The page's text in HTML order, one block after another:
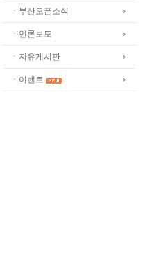
ㆍ부산오픈소식
ㆍ언론보도
ㆍ자유게시판
ㆍ이벤트